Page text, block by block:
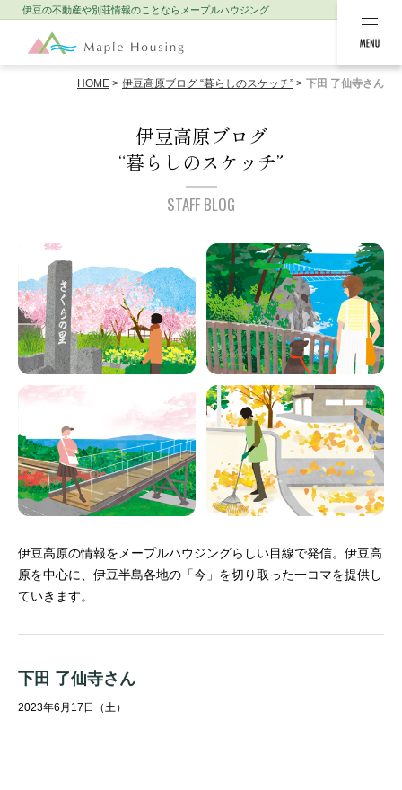
MENU
伊豆の不動産や別荘情報のことなら メープルハウジング
HOME 伊豆高原ブログ “暮らしのスケッチ” 下田 了仙寺さん
伊豆高原ブログ
“暮らしのスケッチ”
STAFF BLOG
伊豆高原の情報をメープルハウジングらしい目線で発信。 伊豆高
原を中心に、伊豆半島各地の「今」を切り取った一コマを提供し
ていきます。
下田 了仙寺さん
2023年6月17日（土）